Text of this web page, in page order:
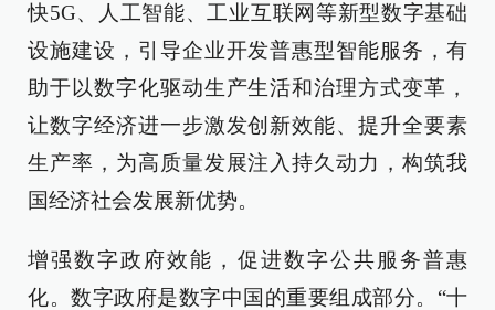
快5G、人工智能、工业互联网等新型数字基础
设施建设，引导企业开发普惠型智能服务，有
助于以数字化驱动生产生活和治理方式变革，
让数字经济进一步激发创新效能、提升全要素
生产率，为高质量发展注入持久动力，构筑我
国经济社会发展新优势。
增强数字政府效能，促进数字公共服务普惠
化。数字政府是数字中国的重要组成部分。“十